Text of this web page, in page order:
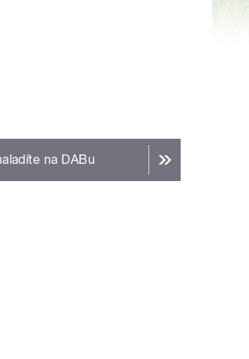
na DABu